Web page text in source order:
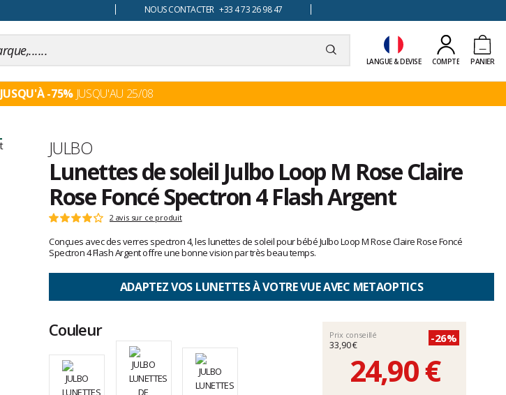
NOUS CONTACTER +33 4 73 26 98 47
LANGUE & DEVISE COMPTE PANIER
JUSQU'À -75%JUSQU'AU 25/08
Marque
JULBO
Lunettes de soleil Julbo Loop M Rose Claire
Rose Foncé Spectron 4 Flash Argent
Les
clients
Note
4
sur
5
2 avis sur ce produit
Conçues avec des verres spectron 4, les lunettes de soleil pour bébé Julbo Loop M Rose Claire Rose Foncé
Spectron 4 Flash Argent offre une bonne vision par très beau temps.
ADAPTEZ VOS LUNETTES À VOTRE VUE AVEC METAOPTICS
Couleur Prix conseillé
33,90 €
-26%
24,90 €